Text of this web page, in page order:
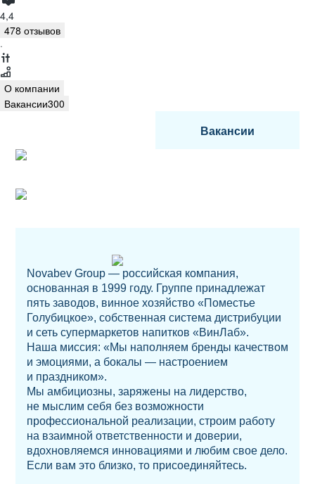
4,4
478 отзывов
·
О компании
Вакансии300
Вакансии
Novabev Group — российская компания,
основанная в 1999 году. Группе принадлежат
пять заводов, винное хозяйство «Поместье
Голубицкое», собственная система дистрибуции
и сеть супермаркетов напитков «ВинЛаб».
Наша миссия: «Мы наполняем бренды качеством
и эмоциями, а бокалы — настроением
и праздником».
Мы амбициозны, заряжены на лидерство,
не мыслим себя без возможности
профессиональной реализации, строим работу
на взаимной ответственности и доверии,
вдохновляемся инновациями и любим свое дело.
Если вам это близко, то присоединяйтесь.